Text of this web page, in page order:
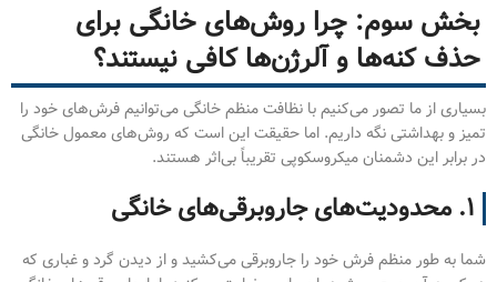
بخش سوم: چرا روش‌های خانگی برای
حذف کنه‌ها و آلرژن‌ها کافی نیستند؟
بسیاری از ما تصور می‌کنیم با نظافت منظم خانگی می‌توانیم فرش‌های خود را
تمیز و بهداشتی نگه داریم. اما حقیقت این است که روش‌های معمول خانگی
در برابر این دشمنان میکروسکوپی تقریباً بی‌اثر هستند.
۱. محدودیت‌های جاروبرقی‌های خانگی
شما به طور منظم فرش خود را جاروبرقی می‌کشید و از دیدن گرد و غباری که